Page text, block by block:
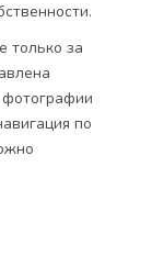
только за
фотографии
по